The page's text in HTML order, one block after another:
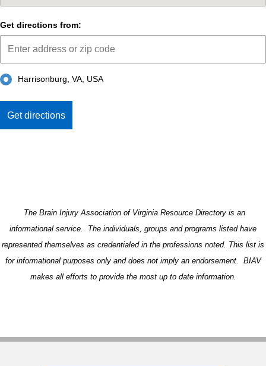
Get directions from:
Harrisonburg, VA, USA
The Brain Injury Association of Virginia Resource Directory is an
informational service. The individuals, groups and programs listed have
represented themselves as credentialed in the professions noted. This list is
for informational purposes only and does not imply an endorsement. BIAV
makes all efforts to provide the most up to date information.